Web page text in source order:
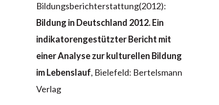
Bildungsberichterstattung(2012):
Bildung in Deutschland 2012. Ein
indikatorengestützter Bericht mit
einer Analyse zur kulturellen Bildung
im Lebenslauf, Bielefeld: Bertelsmann
Verlag